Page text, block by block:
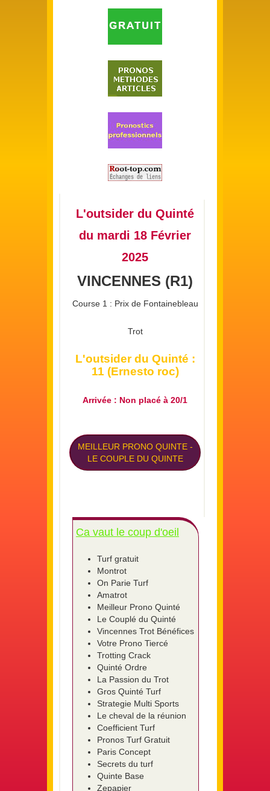
L'outsider du Quinté
du mardi 18 Février
2025
VINCENNES (R1)
Course 1 : Prix de Fontainebleau
Trot
L'outsider du Quinté :
11 (Ernesto roc)
Arrivée : Non placé à 20/1
MEILLEUR PRONO QUINTE-
LE COUPLE DU QUINTE
Ca vaut le coup d'oeil
Turf gratuit
Montrot
On Parie Turf
Amatrot
Meilleur Prono Quinté
Le Couplé du Quinté
Vincennes Trot Bénéfices
Votre Prono Tiercé
Trotting Crack
Quinté Ordre
La Passion du Trot
Gros Quinté Turf
Strategie Multi Sports
Le cheval de la réunion
Coefficient Turf
Pronos Turf Gratuit
Paris Concept
Secrets du turf
Quinte Base
Zepapier